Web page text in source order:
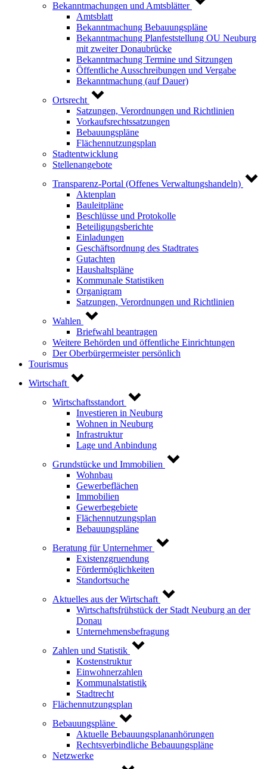
Bekanntmachungen und Amtsblätter
Amtsblatt
Bekanntmachung Bebauungspläne
Bekanntmachung Planfeststellung OU Neuburg
mit zweiter Donaubrücke
Bekanntmachung Termine und Sitzungen
Öffentliche Ausschreibungen und Vergabe
Bekanntmachung (auf Dauer)
Ortsrecht
Satzungen, Verordnungen und Richtlinien
Vorkaufsrechtssatzungen
Bebauungspläne
Flächennutzungsplan
Stadtentwicklung
Stellenangebote
Transparenz-Portal (Offenes Verwaltungshandeln)
Aktenplan
Bauleitpläne
Beschlüsse und Protokolle
Beteiligungsberichte
Einladungen
Geschäftsordnung des Stadtrates
Gutachten
Haushaltspläne
Kommunale Statistiken
Organigram
Satzungen, Verordnungen und Richtlinien
Wahlen
Briefwahl beantragen
Weitere Behörden und öffentliche Einrichtungen
Der Oberbürgermeister persönlich
Tourismus
Wirtschaft
Wirtschaftsstandort
Investieren in Neuburg
Wohnen in Neuburg
Infrastruktur
Lage und Anbindung
Grundstücke und Immobilien
Wohnbau
Gewerbeflächen
Immobilien
Gewerbegebiete
Flächennutzungsplan
Bebauungspläne
Beratung für Unternehmer
Existenzgruendung
Fördermöglichkeiten
Standortsuche
Aktuelles aus der Wirtschaft
Wirtschaftsfrühstück der Stadt Neuburg an der
Donau
Unternehmensbefragung
Zahlen und Statistik
Kostenstruktur
Einwohnerzahlen
Kommunalstatistik
Stadtrecht
Flächennutzungsplan
Bebauungspläne
Aktuelle Bebauungsplananhörungen
Rechtsverbindliche Bebauungspläne
Netzwerke